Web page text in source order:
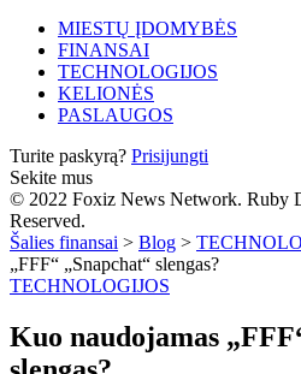
MIESTŲ ĮDOMYBĖS
FINANSAI
TECHNOLOGIJOS
KELIONĖS
PASLAUGOS
Turite paskyrą? Prisijungti
Sekite mus
© 2022 Foxiz News Network. Ruby
Reserved.
Šalies finansai > Blog >
„FFF“ „Snapchat“ slengas?
TECHNOLOGIJOS
Kuo naudojamas